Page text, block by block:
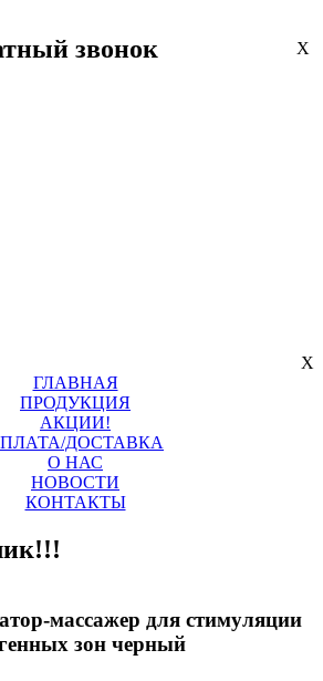
звонок X
X
ГЛАВНАЯ
ПРОДУКЦИЯ
АКЦИИ!
ДОСТАВКА
О НАС
НОВОСТИ
КОНТАКТЫ
массажер для стимуляции
зон черный